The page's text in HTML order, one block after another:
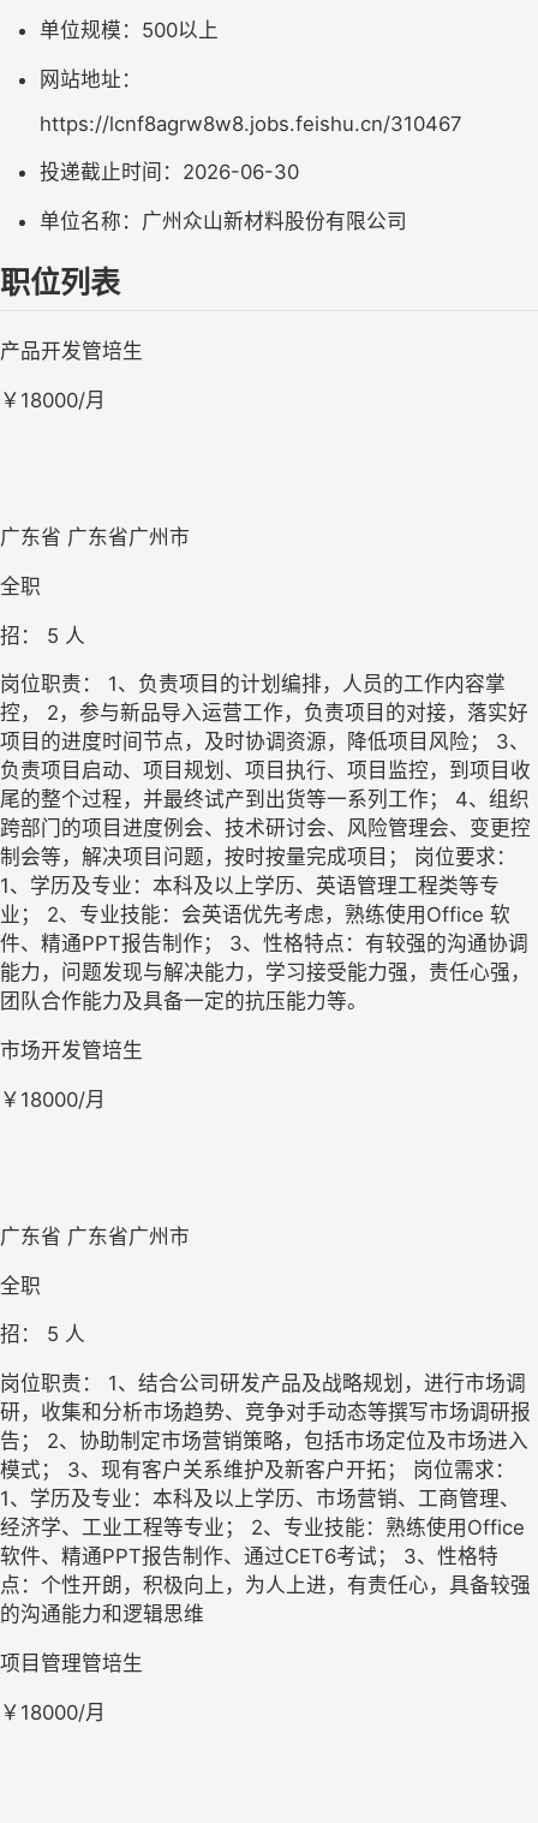
单位规模： 500以上
网站地址：
https://lcnf8agrw8w8.jobs.feishu.cn/310467
投递截止时间： 2026-06-30
单位名称： 广州众山新材料股份有限公司
职位列表
产品开发管培生
￥18000/月
广东省 广东省广州市
全职
招： 5 人
岗位职责： 1、负责项目的计划编排，人员的工作内容掌
控， 2，参与新品导入运营工作，负责项目的对接，落实好
项目的进度时间节点，及时协调资源，降低项目风险； 3、
负责项目启动、项目规划、项目执行、项目监控，到项目收
尾的整个过程，并最终试产到出货等一系列工作； 4、组织
跨部门的项目进度例会、技术研讨会、风险管理会、变更控
制会等，解决项目问题，按时按量完成项目； 岗位要求：
1、学历及专业：本科及以上学历、英语管理工程类等专
业； 2、专业技能：会英语优先考虑，熟练使用Office 软
件、精通PPT报告制作； 3、性格特点：有较强的沟通协调
能力，问题发现与解决能力，学习接受能力强，责任心强，
团队合作能力及具备一定的抗压能力等。
市场开发管培生
￥18000/月
广东省 广东省广州市
全职
招： 5 人
岗位职责： 1、结合公司研发产品及战略规划，进行市场调
研，收集和分析市场趋势、竞争对手动态等撰写市场调研报
告； 2、协助制定市场营销策略，包括市场定位及市场进入
模式； 3、现有客户关系维护及新客户开拓； 岗位需求：
1、学历及专业：本科及以上学历、市场营销、工商管理、
经济学、工业工程等专业； 2、专业技能：熟练使用Office
软件、精通PPT报告制作、通过CET6考试； 3、性格特
点：个性开朗，积极向上，为人上进，有责任心，具备较强
的沟通能力和逻辑思维
项目管理管培生
￥18000/月